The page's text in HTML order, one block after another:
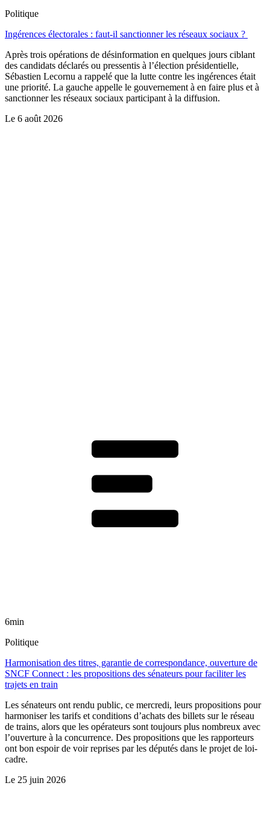
Politique
Ingérences électorales : faut-il sanctionner les réseaux sociaux ?
Après trois opérations de désinformation en quelques jours ciblant
des candidats déclarés ou pressentis à l’élection présidentielle,
Sébastien Lecornu a rappelé que la lutte contre les ingérences était
une priorité. La gauche appelle le gouvernement à en faire plus et à
sanctionner les réseaux sociaux participant à la diffusion.
Le 6 août 2026
6min
Politique
Harmonisation des titres, garantie de correspondance, ouverture de
SNCF Connect : les propositions des sénateurs pour faciliter les
trajets en train
Les sénateurs ont rendu public, ce mercredi, leurs propositions pour
harmoniser les tarifs et conditions d’achats des billets sur le réseau
de trains, alors que les opérateurs sont toujours plus nombreux avec
l’ouverture à la concurrence. Des propositions que les rapporteurs
ont bon espoir de voir reprises par les députés dans le projet de loi-
cadre.
Le 25 juin 2026